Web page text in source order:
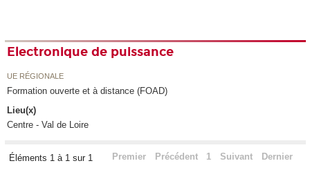
Electronique de puissance
UE RÉGIONALE
Formation ouverte et à distance (FOAD)
Lieu(x)
Centre - Val de Loire
Éléments 1 à 1 sur 1 Premier Précédent 1 Suivant Dernier